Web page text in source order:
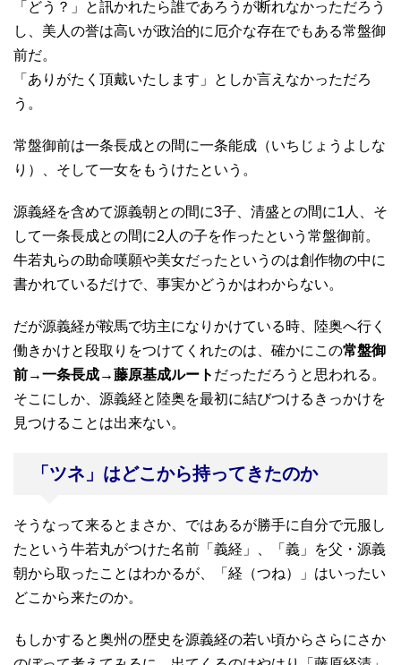
「どう？」と訊かれたら誰であろうが断れなかっただろう
し、美人の誉は高いが政治的に厄介な存在でもある常盤御
前だ。
「ありがたく頂戴いたします」としか言えなかっただろ
う。
常盤御前は一条長成との間に一条能成（いちじょうよしな
り）、そして一女をもうけたという。
源義経を含めて源義朝との間に3子、清盛との間に1人、そ
して一条長成との間に2人の子を作ったという常盤御前。
牛若丸らの助命嘆願や美女だったというのは創作物の中に
書かれているだけで、事実かどうかはわからない。
だが源義経が鞍馬で坊主になりかけている時、陸奥へ行く
働きかけと段取りをつけてくれたのは、確かにこの常盤御
前→一条長成→藤原基成ルート だっただろうと思われる。
そこにしか、源義経と陸奥を最初に結びつけるきっかけを
見つけることは出来ない。
「ツネ」はどこから持ってきたのか
そうなって来るとまさか、ではあるが勝手に自分で元服し
たという牛若丸がつけた名前「義経」、「義」を父・源義
朝から取ったことはわかるが、「経（つね）」はいったい
どこから来たのか。
もしかすると奥州の歴史を源義経の若い頃からさらにさか